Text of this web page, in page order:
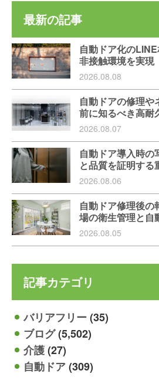
最新の記事
自動ドア化の
非接触環境を実現
2026.08.08
自動ドアの修理や
前に知るべき高耐
2026.08.07
自動ドア導入時の
と品質を証明する
2026.08.06
自動ドア修理後の
場の衛生管理と自
2026.08.05
記事カテゴリ
バリアフリー(35)
ブログ(5,502)
介護(27)
自動ドア(309)